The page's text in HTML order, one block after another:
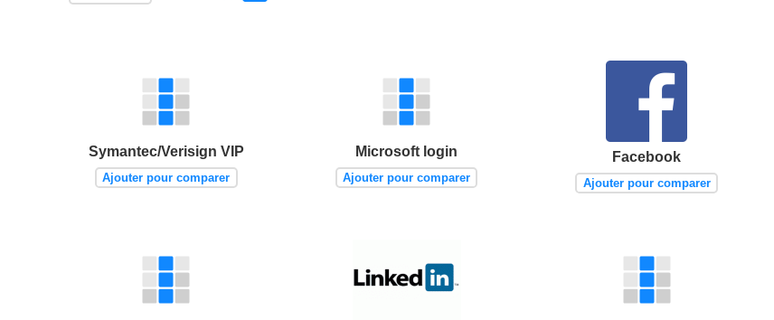
Symantec/Verisign VIP
Ajouter pour comparer
Microsoft login
Ajouter pour comparer
Facebook
Ajouter pour comparer